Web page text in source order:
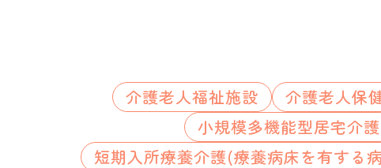
介護老人福祉施設
介護老人保
小規模多機能型居宅介護
短期入所療養介護(療養病床を有する病